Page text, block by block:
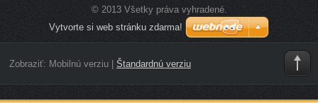
© 2013 Všetky práva vyhradené.
Vytvorte si web stránku zdarma!
Zobraziť: Mobilnú verziu| Štandardnú verziu